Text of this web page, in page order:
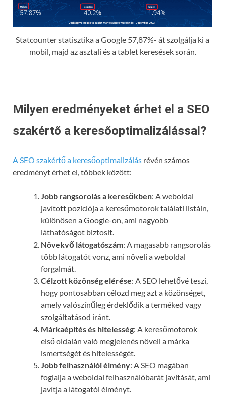
Statcounter statisztika a Google 57,87%- át szolgálja ki a
mobil, majd az asztali és a tablet keresések során.
Milyen eredményeket érhet el a SEO
szakértő a keresőoptimalizálással?
A SEO szakértő a keresőoptimalizálás révén számos
eredményt érhet el, többek között:
Jobb rangsorolás a keresőkben: A weboldal
javított pozíciója a keresőmotorok találati listáin,
különösen a Google-on, ami nagyobb
láthatóságot biztosít.
Növekvő látogatószám: A magasabb rangsorolás
több látogatót vonz, ami növeli a weboldal
forgalmát.
Célzott közönség elérése: A SEO lehetővé teszi,
hogy pontosabban célozd meg azt a közönséget,
amely valószínűleg érdeklődik a terméked vagy
szolgáltatásod iránt.
Márkaépítés és hitelesség: A keresőmotorok
első oldalán való megjelenés növeli a márka
ismertségét és hitelességét.
Jobb felhasználói élmény: A SEO magában
foglalja a weboldal felhasználóbarát javítását, ami
javítja a látogatói élményt.